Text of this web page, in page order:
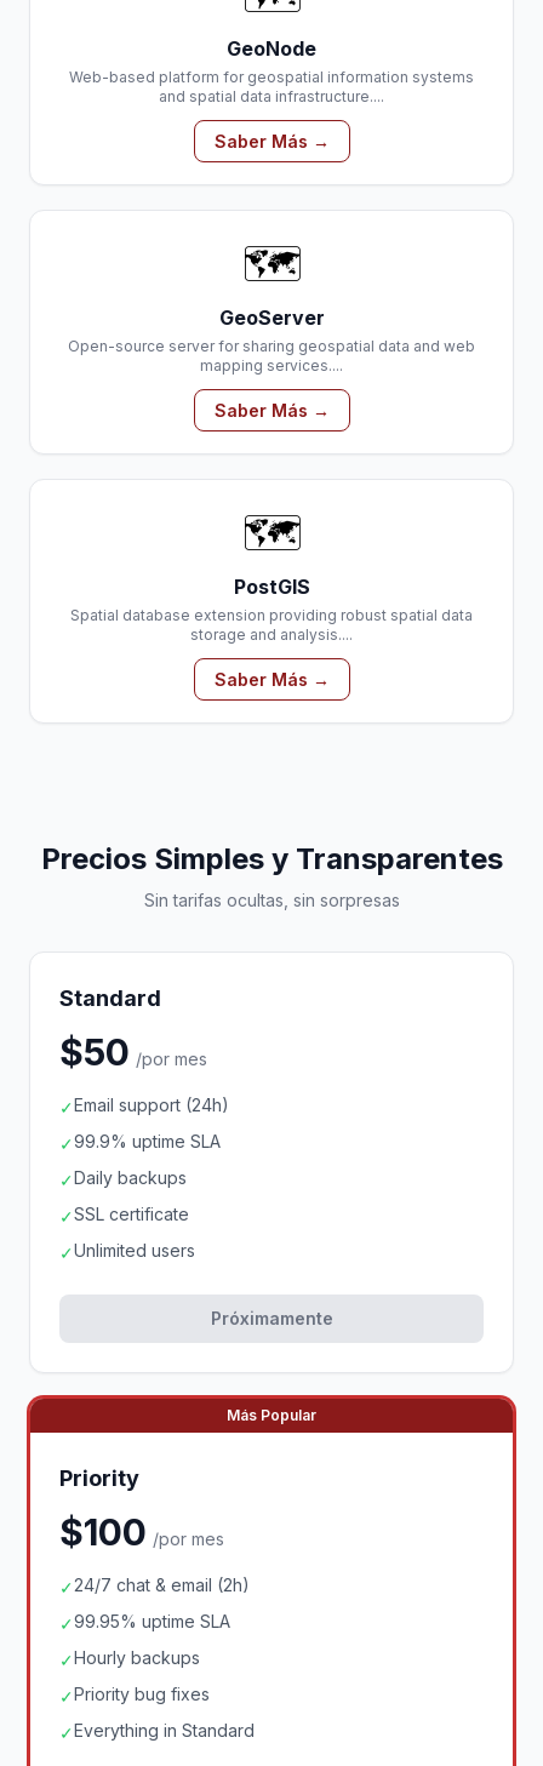
GeoNode
Web-based platform for geospatial information systems
and spatial data infrastructure....
Saber Más →
🗺️
GeoServer
Open-source server for sharing geospatial data and web
mapping services....
Saber Más →
🗺️
PostGIS
Spatial database extension providing robust spatial data
storage and analysis....
Saber Más →
Precios Simples y Transparentes
Sin tarifas ocultas, sin sorpresas
Standard
$50 /por mes
✓Email support (24h)
✓99.9% uptime SLA
✓Daily backups
✓SSL certificate
✓Unlimited users
Próximamente
Más Popular
Priority
$100 /por mes
✓24/7 chat & email (2h)
✓99.95% uptime SLA
✓Hourly backups
✓Priority bug fixes
✓Everything in Standard